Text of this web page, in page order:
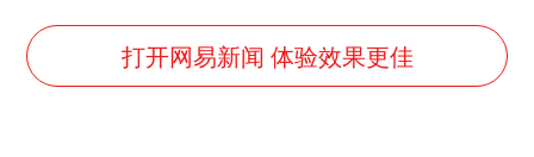
打开网易新闻 体验效果更佳